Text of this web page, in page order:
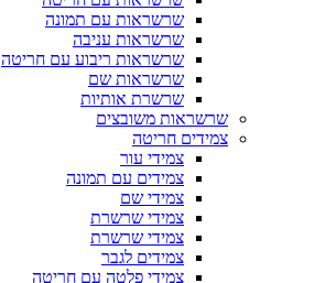
שרשראות עם תמונה
שרשראות עניבה
שרשראות ריבוע עם חריטה
שרשראות שם
שרשרת אותיות
שרשראות משובצים
צמידים חריטה
צמידי עור
צמידים עם תמונה
צמידי שם
צמידי שרשרת
צמידי שרשרת
צמידים לגבר
צמידי פלטה עם חריטה